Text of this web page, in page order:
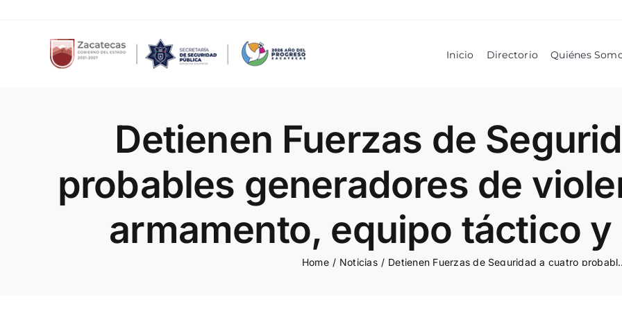
Inicio Directorio Quiénes
Detienen Fuerzas de
probables generadores de
armamento, equipo táctico
Home / Noticias / Detienen Fuerzas de Seguridad a